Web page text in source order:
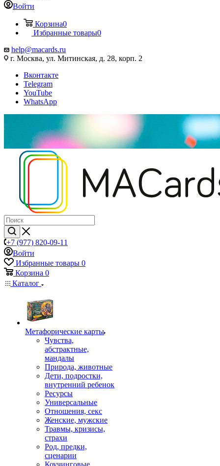
Войти
Корзина0
Избранные товары0
help@macards.ru
г. Москва, ул. Митинская, д. 28, корп. 2
Вконтакте
Telegram
YouTube
WhatsApp
+7 (977) 820-09-11
Войти
Избранные товары 0
Корзина 0
Каталог
Mетафорические карты
Чувства,
абстрактные,
мандалы
Природа, животные
Дети, подростки,
внутренний ребенок
Ресурсы
Универсальные
Отношения, секс
Женские, мужские
Травмы, кризисы,
страхи
Род, предки,
сценарии
Коучинговые